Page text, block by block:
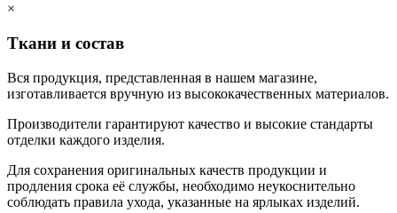
×
Ткани и состав
Вся продукция, представленная в нашем магазине,
изготавливается вручную из высококачественных материалов.
Производители гарантируют качество и высокие стандарты
отделки каждого изделия.
Для сохранения оригинальных качеств продукции и
продления срока её службы, необходимо неукоснительно
соблюдать правила ухода, указанные на ярлыках изделий.